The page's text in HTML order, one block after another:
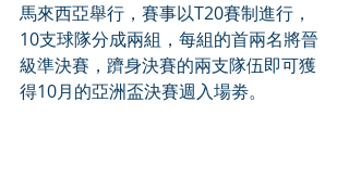
馬來西亞舉行，賽事以T20賽制進行，
10支球隊分成兩組，每組的首兩名將晉
級準決賽，躋身決賽的兩支隊伍即可獲
得10月的亞洲盃決賽週入場劵。